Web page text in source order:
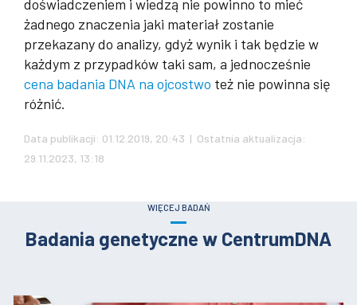
doświadczeniem i wiedzą nie powinno to mieć
żadnego znaczenia jaki materiał zostanie
przekazany do analizy, gdyż wynik i tak będzie w
każdym z przypadków taki sam, a jednocześnie
cena badania DNA na ojcostwo też nie powinna się
różnić.
Data publikacji: 01.12.2019, 20:43 | Ostatnia aktualizacja:
29.11.2023, 13:18
WIĘCEJ BADAŃ
Badania genetyczne w CentrumDNA